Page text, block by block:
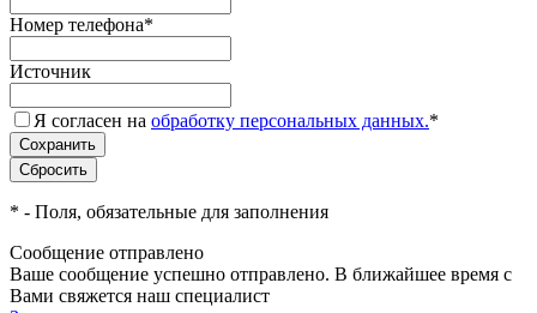
Номер телефона*
Источник
Я согласен на обработку персональных данных.*
* - Поля, обязательные для заполнения
Сообщение отправлено
Ваше сообщение успешно отправлено. В ближайшее время с
Вами свяжется наш специалист